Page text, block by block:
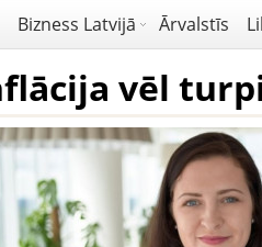
Bizness Latvijā Ārvalstīs
vēl